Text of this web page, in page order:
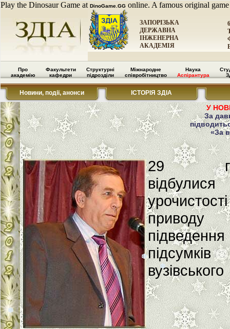
Play the Dinosaur Game at DinoGame.GG online. A famous original
ЗАПОРІЗЬКА
ДЕРЖАВНА
ІНЖЕНЕРНА
АКАДЕМІЯ
Про
академію
Факультети
кафедри
Структурні
підрозділи
Міжнародне
співробітництво
Наука
Аспірантура
Новини, події, анонси ІСТОРІЯ ЗДІА
У
За
«За
29
відбулися
приводу
підведення
підсумків